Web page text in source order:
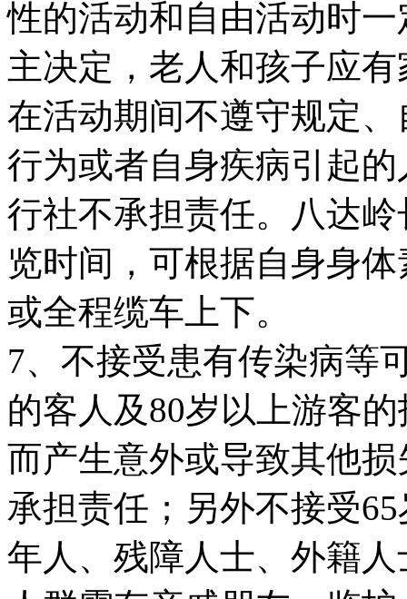
性的活动和自由活动时
主决定，老人和孩子应
在活动期间不遵守规定
行为或者自身疾病引起
行社不承担责任。八达
览时间，可根据自身身
或全程缆车上下。
7、不接受患有传染病等
的客人及80岁以上游客
而产生意外或导致其他
承担责任；另外不接受
年人、残障人士、外籍